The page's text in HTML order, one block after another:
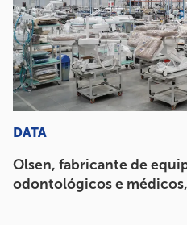
DATA
Olsen, fabricante de
odontológicos e